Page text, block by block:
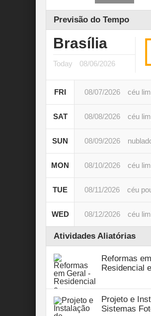
Previsão do Tempo
Brasília
Today 08/06/2026
FRI 08/07/2026 céu
SAT 08/08/2026 céu
SUN 08/09/2026
MON 08/10/2026 céu
TUE 08/11/2026 céu
WED 08/12/2026 céu
Atividades Aliatórias
Reformas
Residencial
Projeto e
Sistemas